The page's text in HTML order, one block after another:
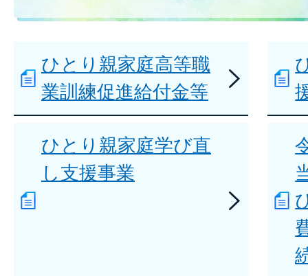
ひとり親家庭高等職
業訓練促進給付金等
ひとり親家庭学び直
し支援事業